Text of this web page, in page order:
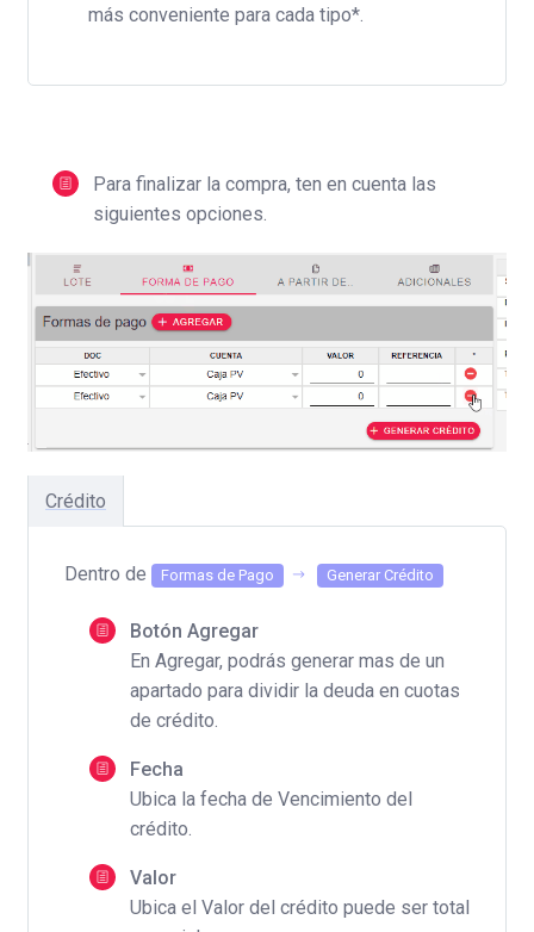
más conveniente para cada tipo*.
Para finalizar la compra, ten en cuenta las
siguientes opciones.
Crédito
Dentro de Formas de Pago Generar Crédito
Botón Agregar
En Agregar, podrás generar mas de un
apartado para dividir la deuda en cuotas
de crédito.
Fecha
Ubica la fecha de Vencimiento del
crédito.
Valor
Ubica el Valor del crédito puede ser total